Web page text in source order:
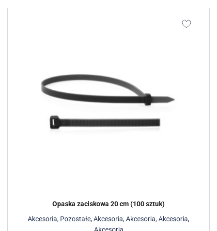
Akcesoria, Pozostałe,Akcesoria,Akcesoria,Akcesoria,
Opaska zaciskowa 20 cm (100 sztuk)